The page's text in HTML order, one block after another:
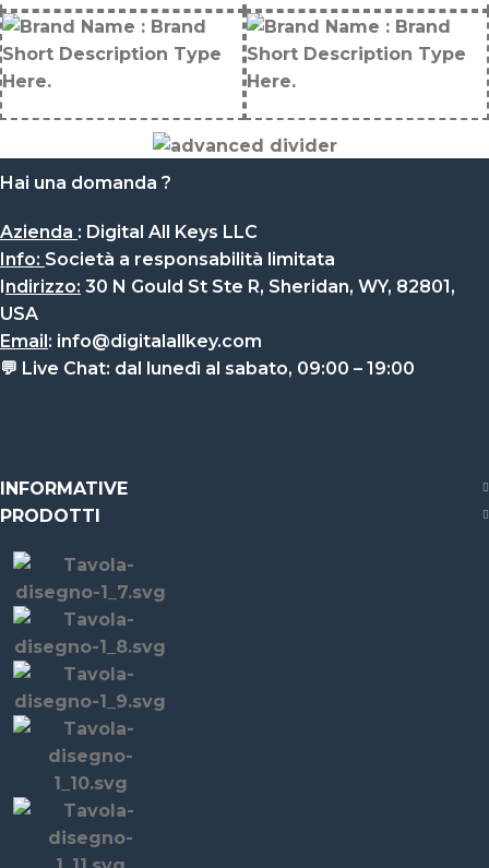
Hai una domanda ?
Azienda : Digital All Keys LLC
Info: Società a responsabilità limitata
Indirizzo: 30 N Gould St Ste R, Sheridan, WY, 82801,
USA
Email: info@digitalallkey.com
💬 Live Chat: dal lunedì al sabato, 09:00 – 19:00
INFORMATIVE
PRODOTTI